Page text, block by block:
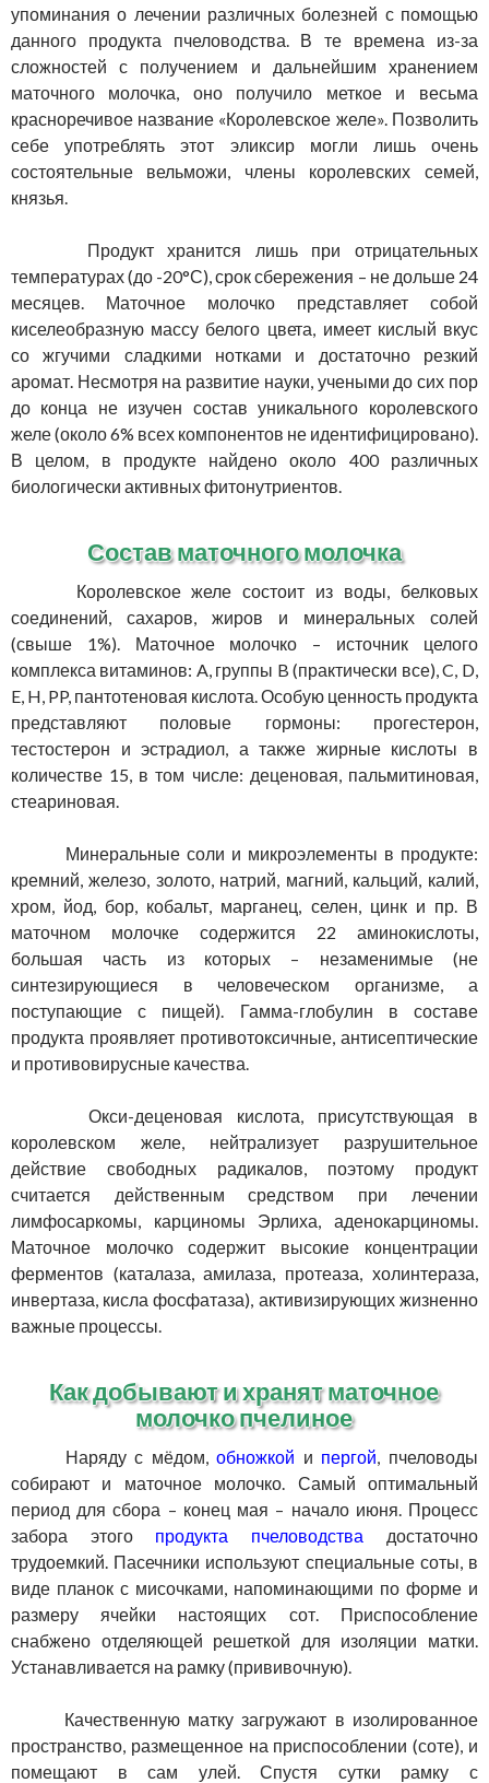
упоминания о лечении различных болезней с помощью
данного продукта пчеловодства. В те времена из-за
сложностей с получением и дальнейшим хранением
маточного молочка, оно получило меткое и весьма
красноречивое название «Королевское желе». Позволить
себе употреблять этот эликсир могли лишь очень
состоятельные вельможи, члены королевских семей,
князья.
Продукт хранится лишь при отрицательных
температурах (до -20°С), срок сбережения – не дольше 24
месяцев. Маточное молочко представляет собой
киселеобразную массу белого цвета, имеет кислый вкус
со жгучими сладкими нотками и достаточно резкий
аромат. Несмотря на развитие науки, учеными до сих пор
до конца не изучен состав уникального королевского
желе (около 6% всех компонентов не идентифицировано).
В целом, в продукте найдено около 400 различных
биологически активных фитонутриентов.
Состав маточного молочка
Королевское желе состоит из воды, белковых
соединений, сахаров, жиров и минеральных солей
(свыше 1%). Маточное молочко – источник целого
комплекса витаминов: A, группы B (практически все), C, D,
E, H, PP, пантотеновая кислота. Особую ценность продукта
представляют половые гормоны: прогестерон,
тестостерон и эстрадиол, а также жирные кислоты в
количестве 15, в том числе: деценовая, пальмитиновая,
стеариновая.
Минеральные соли и микроэлементы в продукте:
кремний, железо, золото, натрий, магний, кальций, калий,
хром, йод, бор, кобальт, марганец, селен, цинк и пр. В
маточном молочке содержится 22 аминокислоты,
большая часть из которых – незаменимые (не
синтезирующиеся в человеческом организме, а
поступающие с пищей). Гамма-глобулин в составе
продукта проявляет противотоксичные, антисептические
и противовирусные качества.
Окси-деценовая кислота, присутствующая в
королевском желе, нейтрализует разрушительное
действие свободных радикалов, поэтому продукт
считается действенным средством при лечении
лимфосаркомы, карциномы Эрлиха, аденокарциномы.
Маточное молочко содержит высокие концентрации
ферментов (каталаза, амилаза, протеаза, холинтераза,
инвертаза, кисла фосфатаза), активизирующих жизненно
важные процессы.
Как добывают и хранят маточное
молочко пчелиное
Наряду с мёдом,обножкой и пергой, пчеловоды
собирают и маточное молочко. Самый оптимальный
период для сбора – конец мая – начало июня. Процесс
забора этого продукта пчеловодства достаточно
трудоемкий. Пасечники используют специальные соты, в
виде планок с мисочками, напоминающими по форме и
размеру ячейки настоящих сот. Приспособление
снабжено отделяющей решеткой для изоляции матки.
Устанавливается на рамку (прививочную).
Качественную матку загружают в изолированное
пространство, размещенное на приспособлении (соте), и
помещают в сам улей. Спустя сутки рамку с